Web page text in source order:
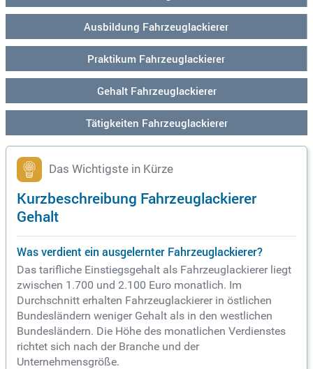
Ausbildung Fahrzeuglackierer
Praktikum Fahrzeuglackierer
Gehalt Fahrzeuglackierer
Tätigkeiten Fahrzeuglackierer
Das Wichtigste in Kürze
Kurzbeschreibung Fahrzeuglackierer
Gehalt
Was verdient ein ausgelernter Fahrzeuglackierer?
Das tarifliche Einstiegsgehalt als Fahrzeuglackierer liegt
zwischen 1.700 und 2.100 Euro monatlich. Im
Durchschnitt erhalten Fahrzeuglackierer in östlichen
Bundesländern weniger Gehalt als in den westlichen
Bundesländern. Die Höhe des monatlichen Verdienstes
richtet sich nach der Branche und der
Unternehmensgröße.